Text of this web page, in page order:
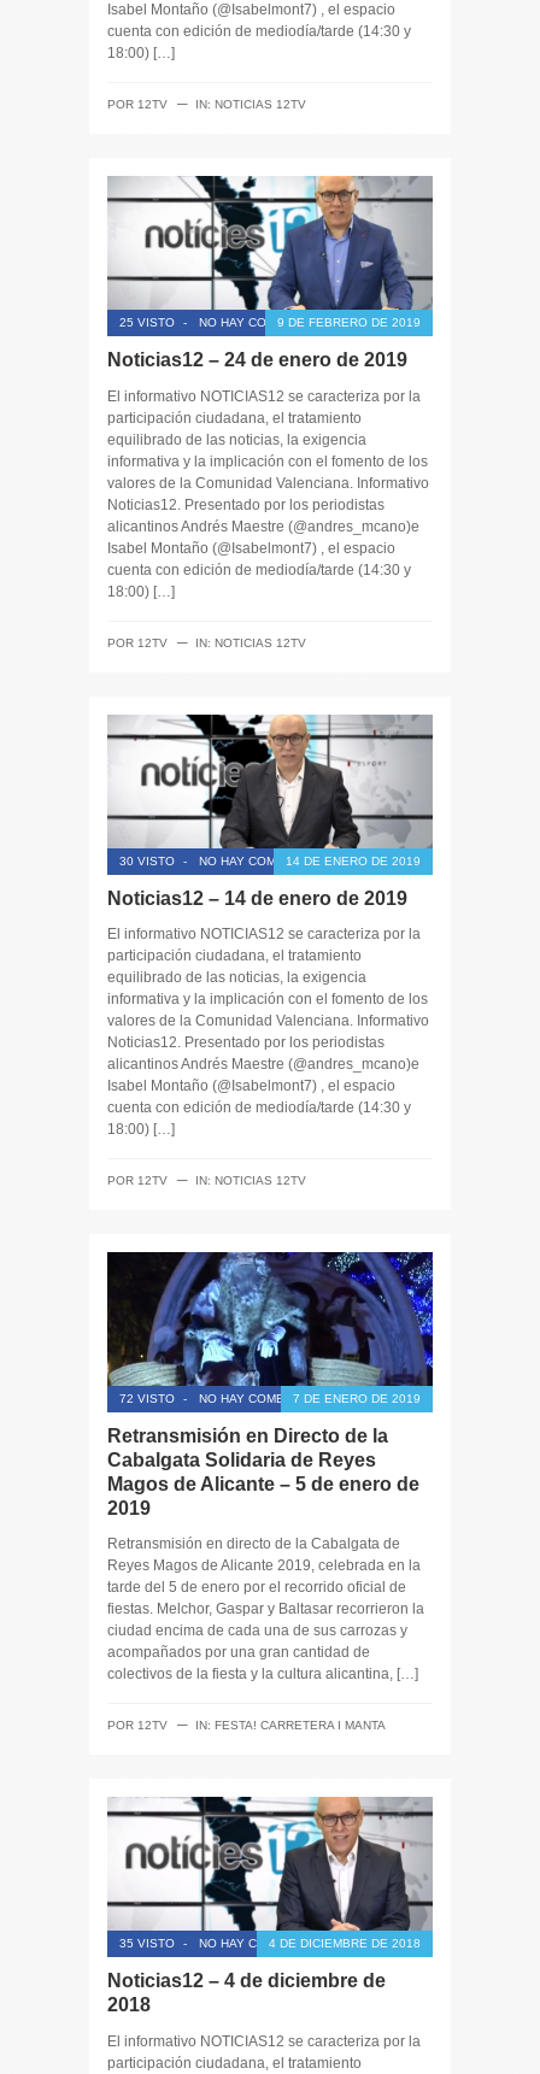
Isabel Montaño (@Isabelmont7) , el espacio
cuenta con edición de mediodía/tarde (14:30 y
18:00) […]
POR 12TV ─ IN: NOTICIAS 12TV
25 VISTO - NO HAY COMENTARIOS9 DE FEBRERO DE 2019
Noticias12 – 24 de enero de 2019
El informativo NOTICIAS12 se caracteriza por la
participación ciudadana, el tratamiento
equilibrado de las noticias, la exigencia
informativa y la implicación con el fomento de los
valores de la Comunidad Valenciana. Informativo
Noticias12. Presentado por los periodistas
alicantinos Andrés Maestre (@andres_mcano)e
Isabel Montaño (@Isabelmont7) , el espacio
cuenta con edición de mediodía/tarde (14:30 y
18:00) […]
POR 12TV ─ IN: NOTICIAS 12TV
30 VISTO - NO HAY COMENTARIOS14 DE ENERO DE 2019
Noticias12 – 14 de enero de 2019
El informativo NOTICIAS12 se caracteriza por la
participación ciudadana, el tratamiento
equilibrado de las noticias, la exigencia
informativa y la implicación con el fomento de los
valores de la Comunidad Valenciana. Informativo
Noticias12. Presentado por los periodistas
alicantinos Andrés Maestre (@andres_mcano)e
Isabel Montaño (@Isabelmont7) , el espacio
cuenta con edición de mediodía/tarde (14:30 y
18:00) […]
POR 12TV ─ IN: NOTICIAS 12TV
72 VISTO - NO HAY COMENTARIOS7 DE ENERO DE 2019
Retransmisión en Directo de la
Cabalgata Solidaria de Reyes
Magos de Alicante – 5 de enero de
2019
Retransmisión en directo de la Cabalgata de
Reyes Magos de Alicante 2019, celebrada en la
tarde del 5 de enero por el recorrido oficial de
fiestas. Melchor, Gaspar y Baltasar recorrieron la
ciudad encima de cada una de sus carrozas y
acompañados por una gran cantidad de
colectivos de la fiesta y la cultura alicantina, […]
POR 12TV ─ IN: FESTA! CARRETERA I MANTA
35 VISTO - NO HAY COMENTARIOS4 DE DICIEMBRE DE 2018
Noticias12 – 4 de diciembre de
2018
El informativo NOTICIAS12 se caracteriza por la
participación ciudadana, el tratamiento